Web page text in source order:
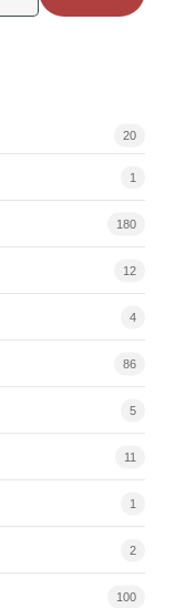
20
1
180
12
4
86
5
11
1
2
100